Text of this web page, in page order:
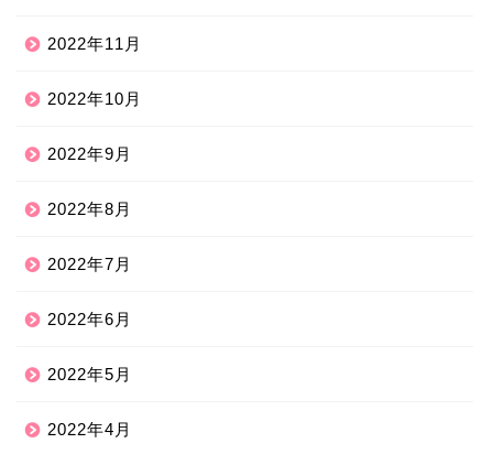
2022年11月
2022年10月
2022年9月
2022年8月
2022年7月
2022年6月
2022年5月
2022年4月